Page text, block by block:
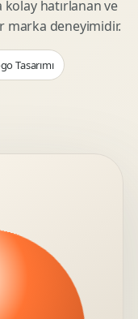
hatırlanan ve
marka deneyimidir.
Tasarımı